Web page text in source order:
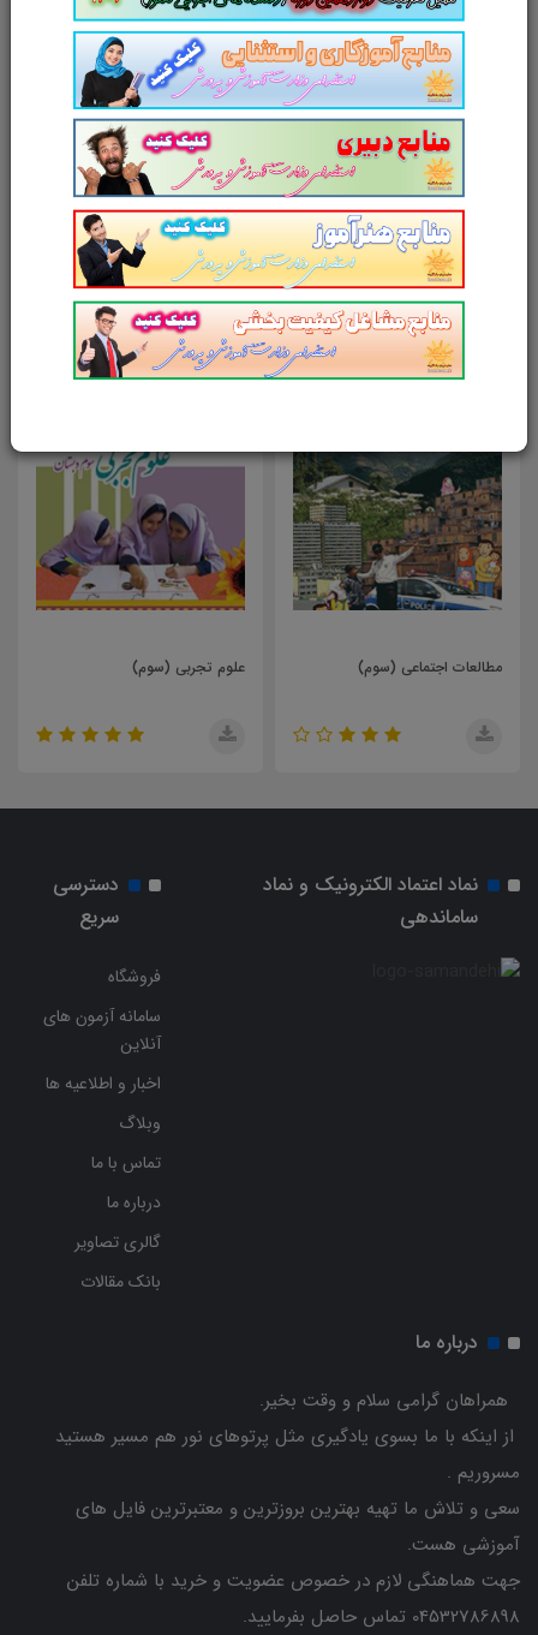
آدرس وب‌سایت
امتیاز شما به محصول
ارسال دیدگاه انصراف
محصولات مرتبط
مطالعات اجتماعی (سوم) علوم تجربی (سوم)
نماد اعتماد الکترونیک و نماد
ساماندهی
دسترسی
سریع
فروشگاه
سامانه آزمون های
آنلاین
اخبار و اطلاعیه ها
وبلاگ
تماس با ما
درباره ما
گالری تصاویر
بانک مقالات
درباره ما
همراهان گرامی سلام و وقت بخیر.
از اینکه با ما بسوی یادگیری مثل پرتوهای نور هم مسیر هستید
مسروریم .
سعی و تلاش ما تهیه بهترین بروزترین و معتبرترین فایل های
آموزشی هست.
جهت هماهنگی لازم در خصوص عضویت و خرید با شماره تلفن
04532786898 تماس حاصل بفرمایید.